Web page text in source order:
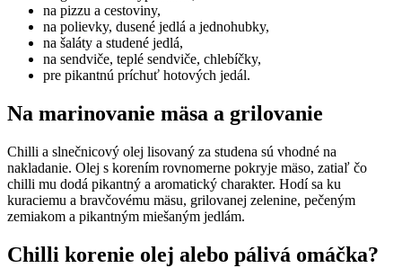
na pizzu a cestoviny,
na polievky, dusené jedlá a jednohubky,
na šaláty a studené jedlá,
na sendviče, teplé sendviče, chlebíčky,
pre pikantnú príchuť hotových jedál.
Na marinovanie mäsa a grilovanie
Chilli a slnečnicový olej lisovaný za studena sú vhodné na
nakladanie. Olej s korením rovnomerne pokryje mäso, zatiaľ čo
chilli mu dodá pikantný a aromatický charakter. Hodí sa ku
kuraciemu a bravčovému mäsu, grilovanej zelenine, pečeným
zemiakom a pikantným miešaným jedlám.
Chilli korenie olej alebo pálivá omáčka?